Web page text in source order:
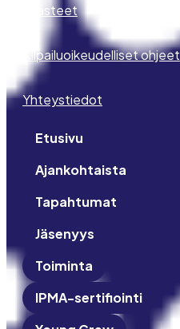
Evästeet
Kilpailuoikeudelliset ohjeet
Yhteystiedot
Etusivu
Ajankohtaista
Tapahtumat
Jäsenyys
Toiminta
IPMA-sertifiointi